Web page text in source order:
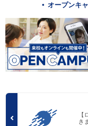
オープンキ
【
き